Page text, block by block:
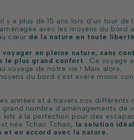
y a plus de 15 ans lors d'un tour de
avec les moyens du bord
cœur de la nature en toute
voyager en pleine nature, sans
le plus grand confort . Ce voyage
voyage de notre vie ! Mais alors,
du bord s'est avéré moins
années et à travers nos différents
nombre d'aménagements de
kits à la perfection pour des
née Tchao Tchao, la solution
et en accord avec la nature.